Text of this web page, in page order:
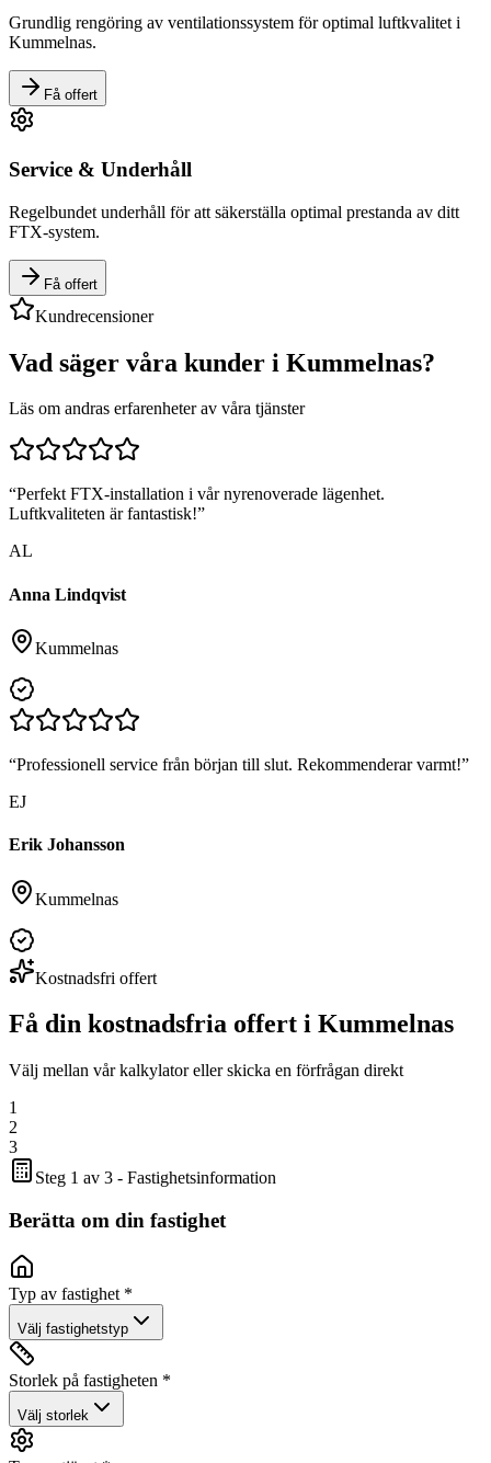
Grundlig rengöring av ventilationssystem för optimal luftkvalitet i
Kummelnas.
Få offert
Service & Underhåll
Regelbundet underhåll för att säkerställa optimal prestanda av ditt
FTX-system.
Få offert
Kundrecensioner
Vad säger våra kunder i Kummelnas?
Läs om andras erfarenheter av våra tjänster
“Perfekt FTX-installation i vår nyrenoverade lägenhet.
Luftkvaliteten är fantastisk!”
AL
Anna Lindqvist
Kummelnas
“Professionell service från början till slut. Rekommenderar varmt!”
EJ
Erik Johansson
Kummelnas
Kostnadsfri offert
Få din kostnadsfria offert i Kummelnas
Välj mellan vår kalkylator eller skicka en förfrågan direkt
1
2
3
Steg 1 av 3 - Fastighetsinformation
Berätta om din fastighet
Typ av fastighet *
Välj fastighetstyp
Storlek på fastigheten *
Välj storlek